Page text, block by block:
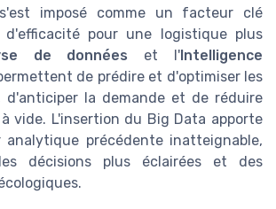
imposé comme un facteur clé
pour une logistique plus
de données et l' Intelligence
de prédire et d'optimiser les
d'anticiper la demande et de réduire
vide. L'insertion du Big Data apporte
analytique précédente inatteignable,
décisions plus éclairées et des